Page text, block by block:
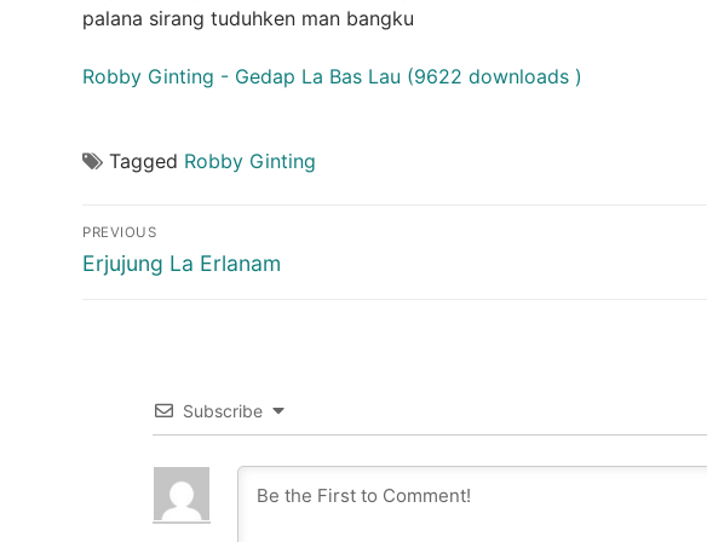
palana sirang tuduhken man bangku
Robby Ginting - Gedap La Bas Lau (9622 downloads )
Tagged Robby Ginting
Post
navigation
PREVIOUS
Previous
Erjujung La Erlanam
Subscribe